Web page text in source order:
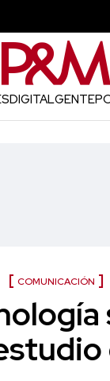
DIGITALGENTE
COMUNICACIÓN